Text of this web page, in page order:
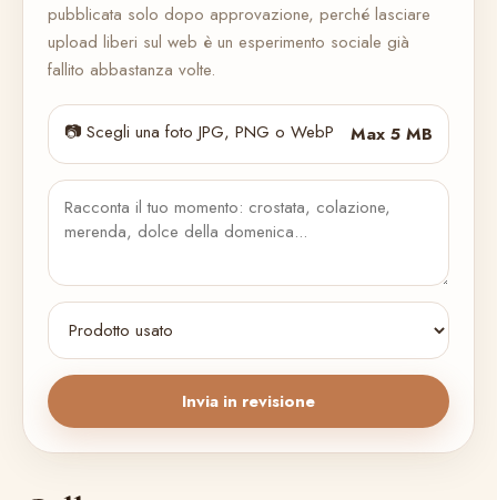
pubblicata solo dopo approvazione, perché lasciare
upload liberi sul web è un esperimento sociale già
fallito abbastanza volte.
📷 Scegli una foto JPG, PNG o WebP Max 5 MB
Invia in revisione